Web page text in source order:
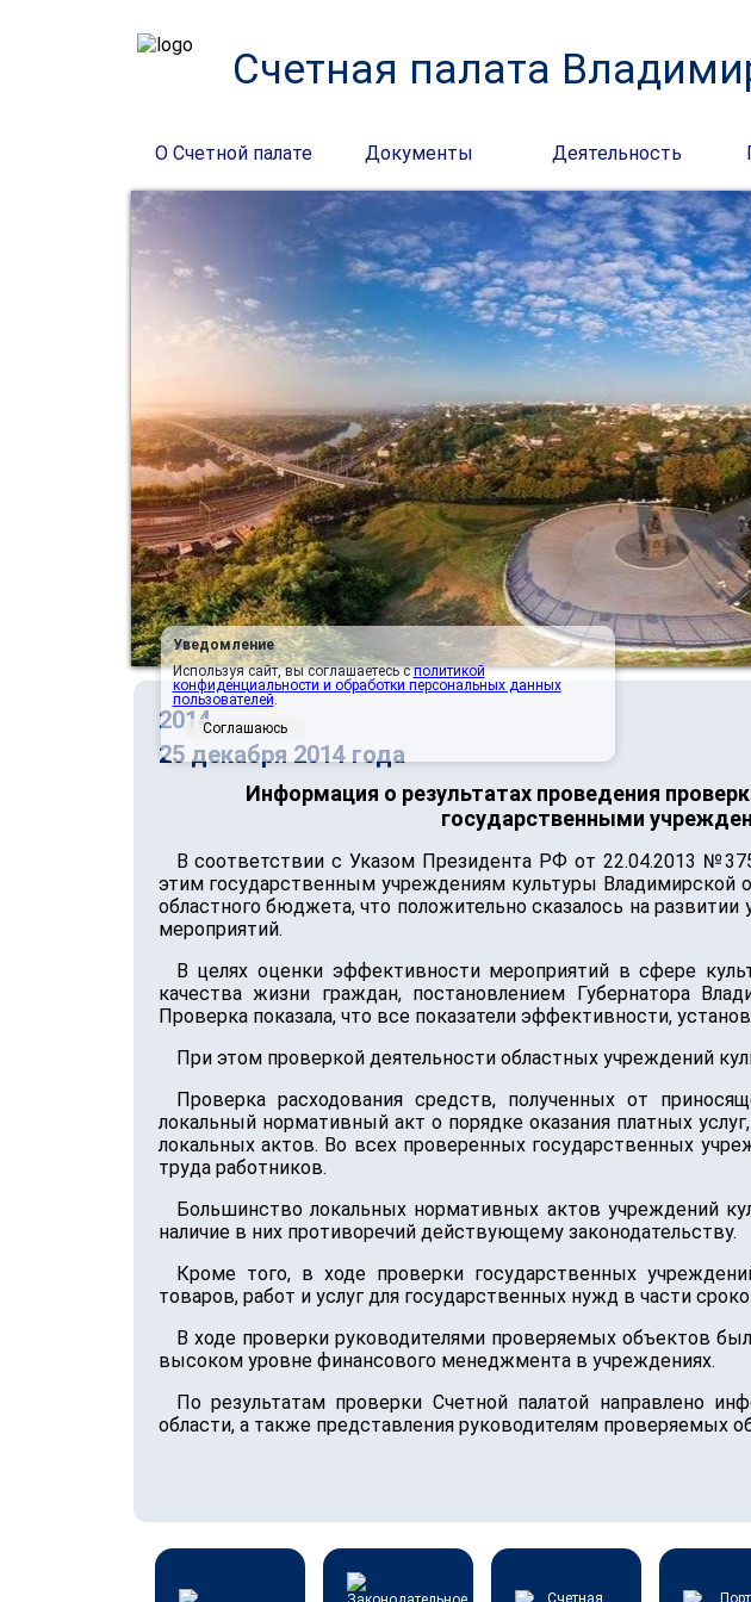
Счетная палата
О Счетной палате Документы Деятельность
2014
25 декабря 2014 года
Информация о результатах проведения
государственными
В соответствии с Указом Президента РФ от 22.04.2013
этим государственным учреждениям культуры Владимирской
областного бюджета, что положительно сказалось на
мероприятий.
В целях оценки эффективности мероприятий в сфере
качества жизни граждан, постановлением Губернатора
Проверка показала, что все показатели эффективности,
При этом проверкой деятельности областных учреждений
Проверка расходования средств, полученных от
локальный нормативный акт о порядке оказания платных
локальных актов. Во всех проверенных государственных
труда работников.
Большинство локальных нормативных актов учреждений
наличие в них противоречий действующему законодательству.
Кроме того, в ходе проверки государственных
товаров, работ и услуг для государственных нужд в части
В ходе проверки руководителями проверяемых объектов
высоком уровне финансового менеджмента в учреждениях.
По результатам проверки Счетной палатой направлено
области, а также представления руководителям проверяемых
Уведомление
Используя сайт, вы соглашаетесь сполитикой
конфиденциальности и обработки персональных данных
пользователей.
Соглашаюсь